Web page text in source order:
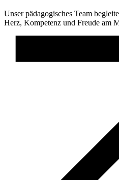
Unser pädagogisches Team
Herz, Kompetenz und Freude am